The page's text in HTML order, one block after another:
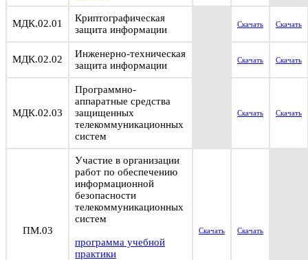
МДК.02.01
Криптографическая
защита информации
Скачать Скачать
МДК.02.02
Инженерно-техническая
защита информации
Скачать Скачать
МДК.02.03
Программно-
аппаратные средства
защищенных
телекоммуникационных
систем
Скачать Скачать
ПМ.03
Участие в организации
работ по обеспечению
информационной
безопасности
телекоммуникационных
систем
программа учебной
практики
Скачать Скачать